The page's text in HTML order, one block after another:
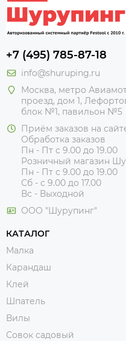
+7 (495) 785-87-18
info@shuruping.ru
Москва, метро
проезд, дом 1,
блок №1, павильон №5
Приём заказов на
Обработка заказов
Пн - Пт с 9.00 до 19.00
Розничный магазин
Пн - Пт с 9.00 до 19.00
Сб - с 9.00 до 17.00
Вс - Выходной
ООО "Шурупинг"
КАТАЛОГ
Малка
Карандаш
Клей
Шпатель
Вилы
Совок садовый